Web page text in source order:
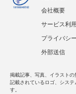
ヘルプ
会員情報管